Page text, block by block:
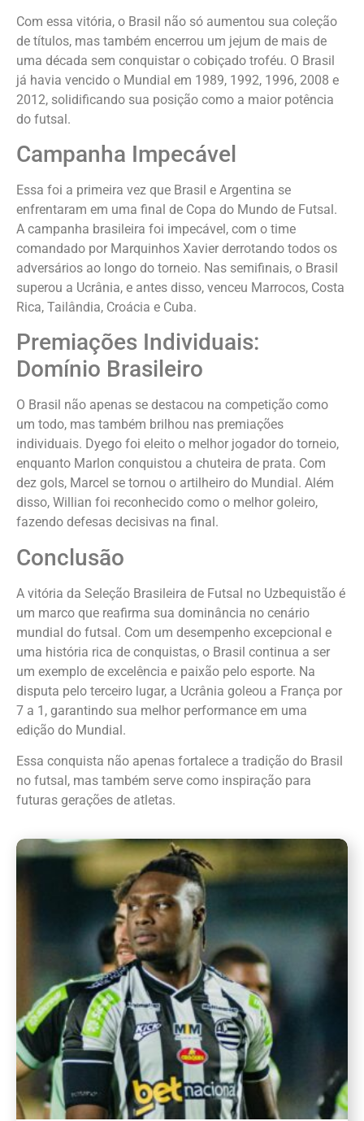
Com essa vitória, o Brasil não só aumentou sua coleção
de títulos, mas também encerrou um jejum de mais de
uma década sem conquistar o cobiçado troféu. O Brasil
já havia vencido o Mundial em 1989, 1992, 1996, 2008 e
2012, solidificando sua posição como a maior potência
do futsal.
Campanha Impecável
Essa foi a primeira vez que Brasil e Argentina se
enfrentaram em uma final de Copa do Mundo de Futsal.
A campanha brasileira foi impecável, com o time
comandado por Marquinhos Xavier derrotando todos os
adversários ao longo do torneio. Nas semifinais, o Brasil
superou a Ucrânia, e antes disso, venceu Marrocos, Costa
Rica, Tailândia, Croácia e Cuba.
Premiações Individuais:
Domínio Brasileiro
O Brasil não apenas se destacou na competição como
um todo, mas também brilhou nas premiações
individuais. Dyego foi eleito o melhor jogador do torneio,
enquanto Marlon conquistou a chuteira de prata. Com
dez gols, Marcel se tornou o artilheiro do Mundial. Além
disso, Willian foi reconhecido como o melhor goleiro,
fazendo defesas decisivas na final.
Conclusão
A vitória da Seleção Brasileira de Futsal no Uzbequistão é
um marco que reafirma sua dominância no cenário
mundial do futsal. Com um desempenho excepcional e
uma história rica de conquistas, o Brasil continua a ser
um exemplo de excelência e paixão pelo esporte. Na
disputa pelo terceiro lugar, a Ucrânia goleou a França por
7 a 1, garantindo sua melhor performance em uma
edição do Mundial.
Essa conquista não apenas fortalece a tradição do Brasil
no futsal, mas também serve como inspiração para
futuras gerações de atletas.